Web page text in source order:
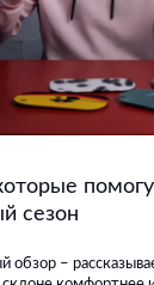
сезон
обзор –